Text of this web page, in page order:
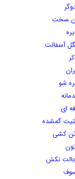
سخت
آسفالت
شو
ای
گمشده
کشی
نکش